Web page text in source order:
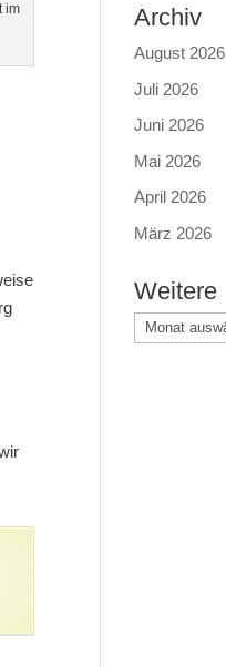
im
Archiv
August 2026
Juli 2026
Juni 2026
Mai 2026
April 2026
März 2026
Weitere
Weitere